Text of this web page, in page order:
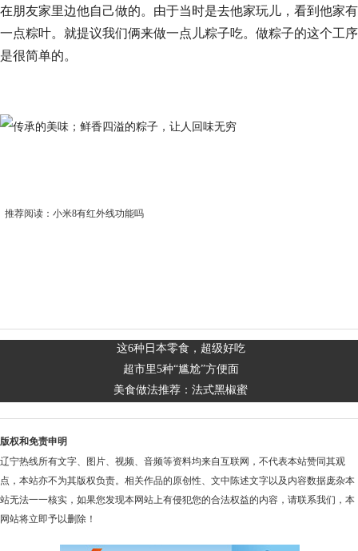
在朋友家里边他自己做的。由于当时是去他家玩儿，看到他家有
一点粽叶。就提议我们俩来做一点儿粽子吃。做粽子的这个工序
是很简单的。
推荐阅读： 小米8有红外线功能吗
这6种日本零食，超级好吃
超市里5种“尴尬”方便面
美食做法推荐：法式黑椒蜜
版权和免责申明
辽宁热线所有文字、图片、视频、音频等资料均来自互联网，不代表本站赞同其观
点，本站亦不为其版权负责。相关作品的原创性、文中陈述文字以及内容数据庞杂本
站无法一一核实，如果您发现本网站上有侵犯您的合法权益的内容，请联系我们，本
网站将立即予以删除！